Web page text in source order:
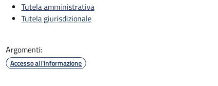
Tutela amministrativa
Tutela giurisdizionale
Argomenti:
Accesso all'informazione